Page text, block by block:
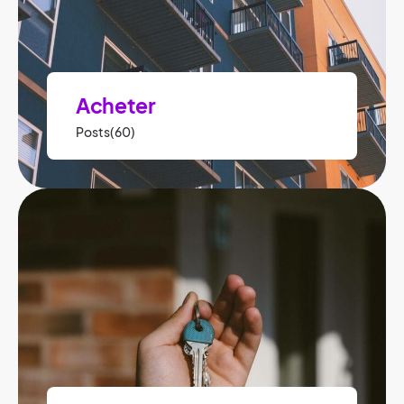
Acheter
Posts(60)